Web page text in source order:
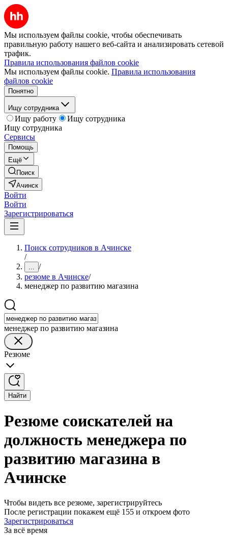
Мы используем файлы cookie, чтобы обеспечивать
правильную работу нашего веб-сайта и анализировать сетевой
трафик.
Правила использования файлов cookie
Мы используем файлы cookie. Правила использования
файлов cookie
Понятно
Ищу сотрудника
Ищу работу
Ищу сотрудника
Ищу сотрудника
Сервисы
Помощь
Ещё
Поиск
Ачинск
Войти
Войти
Зарегистрироваться
Поиск сотрудников в Ачинске
/
... /
резюме в Ачинске/
менеджер по развитию магазина
менеджер по развитию магазина
Резюме
Найти
Резюме соискателей на
должность менеджера по
развитию магазина в
Ачинске
Чтобы видеть все резюме, зарегистрируйтесь
После регистрации покажем ещё 155 и откроем фото
Зарегистрироваться
За всё время